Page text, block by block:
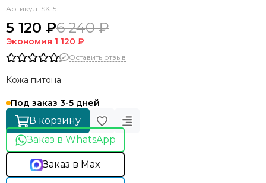
Артикул: SK-5
5 120 ₽6 240 ₽
Экономия 1 120 ₽
Оставить отзыв
Кожа питона
Под заказ 3-5 дней
В корзину
Заказ в WhatsApp
Заказ в Max